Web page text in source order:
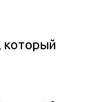
который